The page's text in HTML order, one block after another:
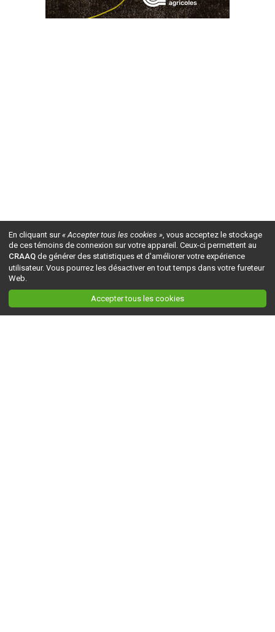
En cliquant sur« Accepter tous les cookies », vous acceptez le stockage
de ces témoins de connexion sur votre appareil. Ceux-ci permettent au
CRAAQ de générer des statistiques et d'améliorer votre expérience
utilisateur. Vous pourrez les désactiver en tout temps dans votre fureteur
Web.
Accepter tous les cookies